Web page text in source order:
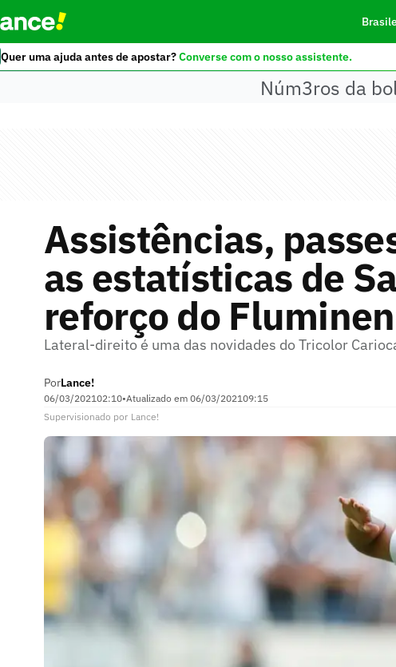
Quer uma ajuda antes de apostar?Converse com o nosso assistente.
Núm3ros da
Assistências,
as estatísticas de
reforço do
Lateral-direito é uma das novidades do Tricolor
PorLance!
06/03/202102:10•Atualizado em 06/03/202109:15
Supervisionado por Lance!